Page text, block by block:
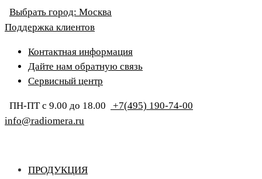
Выбрать город: Москва
Поддержка клиентов
Контактная информация
Дайте нам обратную связь
Сервисный центр
ПН-ПТ с 9.00 до 18.00
+7(495) 190-74-00
info@radiomera.ru
ПРОДУКЦИЯ